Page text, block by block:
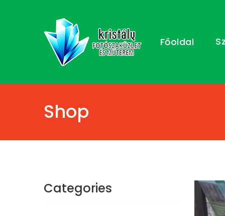
Főoldal
Shop
Categories